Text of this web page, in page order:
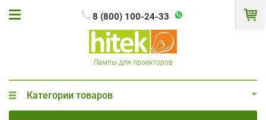
8 (800) 100-24-33
Лампы для проекторов
Категории товаров